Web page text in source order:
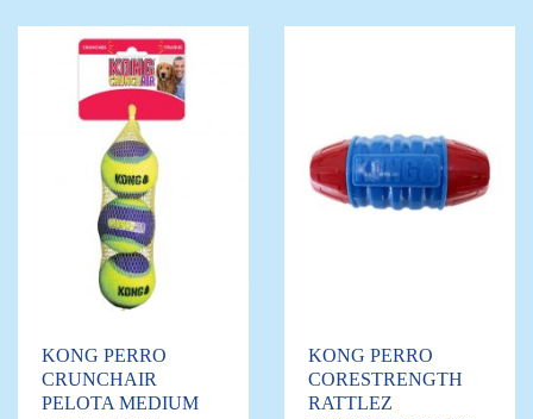
KONG PERRO
CRUNCHAIR
PELOTA MEDIUM
KONG PERRO
CORESTRENGTH
RATTLEZ